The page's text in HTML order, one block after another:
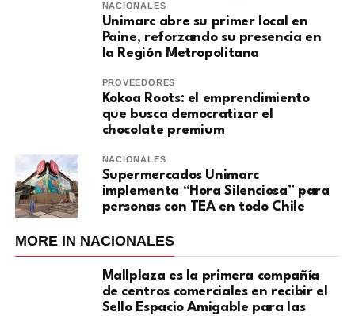
NACIONALES
Unimarc abre su primer local en
Paine, reforzando su presencia en
la Región Metropolitana
PROVEEDORES
Kokoa Roots: el emprendimiento
que busca democratizar el
chocolate premium
NACIONALES
Supermercados Unimarc
implementa “Hora Silenciosa” para
personas con TEA en todo Chile
MORE IN NACIONALES
Mallplaza es la primera compañía
de centros comerciales en recibir el
Sello Espacio Amigable para las